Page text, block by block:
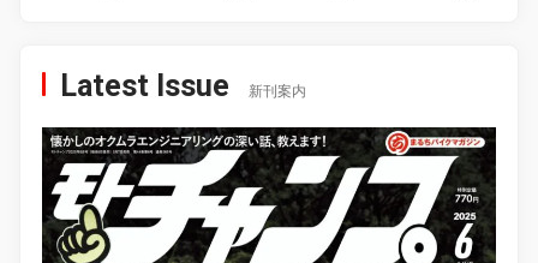
Latest Issue 新刊案内